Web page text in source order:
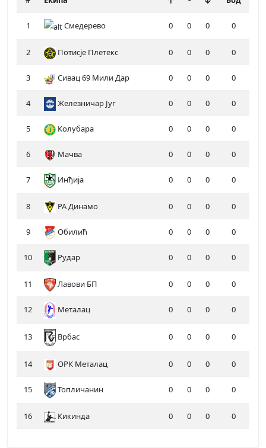
1 Смедерево 0 0 0 0
2 Потисје Плетекс 0 0 0 0
3 Сивац 69 Мили Дар 0 0 0 0
4 Железничар Југ 0 0 0 0
5 Колубара 0 0 0 0
6 Мачва 0 0 0 0
7 Инђија 0 0 0 0
8 РА Динамо 0 0 0 0
9 Обилић 0 0 0 0
10 Рудар 0 0 0 0
11 Лавови БП 0 0 0 0
12 Металац 0 0 0 0
13 Врбас 0 0 0 0
14 ОРК Металац 0 0 0 0
15 Топличанин 0 0 0 0
16 Кикинда 0 0 0 0